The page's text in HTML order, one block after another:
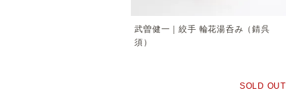
武曽健一｜絞手 輪花湯呑み（錆呉
須）
SOLD OUT